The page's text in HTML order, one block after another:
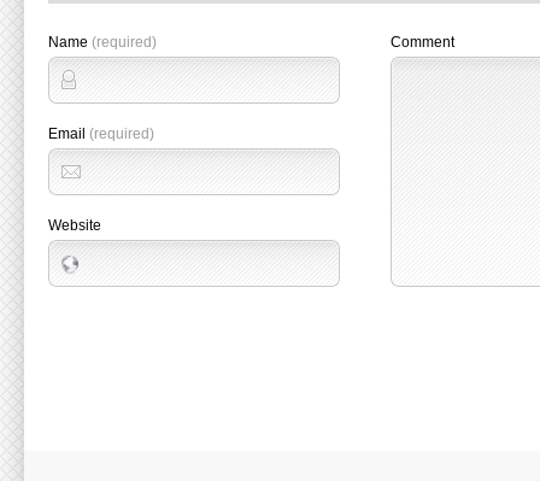
Name (required)
Email (required)
Website
Comment